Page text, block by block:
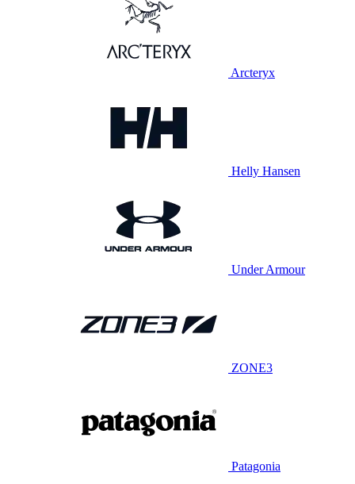
Arcteryx
Helly Hansen
Under Armour
ZONE3
Patagonia